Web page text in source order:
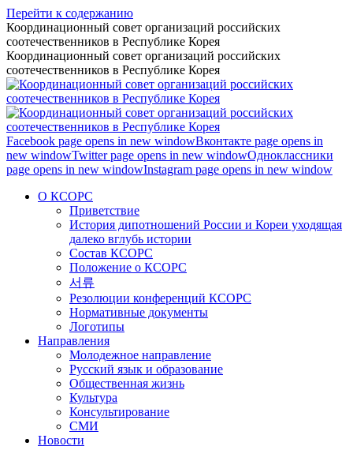
Перейти к содержанию
Координационный совет организаций российских
соотечественников в Республике Корея
Координационный совет организаций российских
соотечественников в Республике Корея
Facebook page opens in new windowВконтакте page opens in
new windowTwitter page opens in new windowОдноклассники
page opens in new windowInstagram page opens in new window
О КСОРС
Приветствие
История дипотношений России и Кореи уходящая
далеко вглубь истории
Состав КСОРС
Положение о КСОРС
서류
Резолюции конференций КСОРС
Нормативные документы
Логотипы
Направления
Молодежное направление
Русский язык и образование
Общественная жизнь
Культура
Консультирование
СМИ
Новости